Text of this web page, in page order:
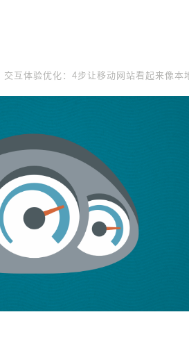
交互体验优化：4步让移动网站看起来像本